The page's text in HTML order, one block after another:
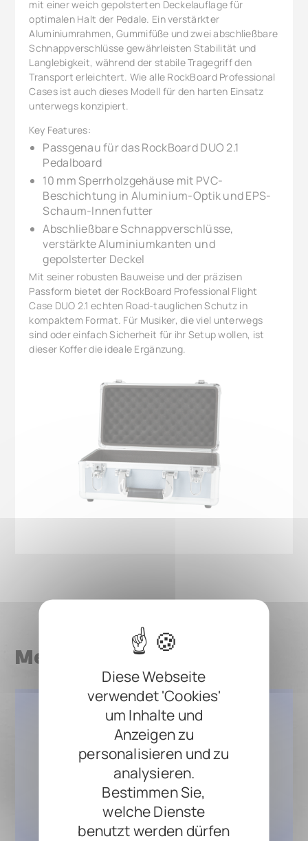
Diese Webseite
verwendet 'Cookies'
um Inhalte und
Anzeigen zu
personalisieren und zu
analysieren.
Bestimmen Sie,
welche Dienste
benutzt werden dürfen
mit einer weich gepolsterten Deckelauflage für
optimalen Halt der Pedale. Ein verstärkter
Aluminiumrahmen, Gummifüße und zwei abschließbare
Schnappverschlüsse gewährleisten Stabilität und
Langlebigkeit, während der stabile Tragegriff den
Transport erleichtert. Wie alle RockBoard Professional
Cases ist auch dieses Modell für den harten Einsatz
unterwegs konzipiert.
Key Features:
Passgenau für das RockBoard DUO 2.1
Pedalboard
10 mm Sperrholzgehäuse mit PVC-
Beschichtung in Aluminium-Optik und EPS-
Schaum-Innenfutter
Abschließbare Schnappverschlüsse,
verstärkte Aluminiumkanten und
gepolsterter Deckel
Mit seiner robusten Bauweise und der präzisen
Passform bietet der RockBoard Professional Flight
Case DUO 2.1 echten Road-tauglichen Schutz in
kompaktem Format. Für Musiker, die viel unterwegs
sind oder einfach Sicherheit für ihr Setup wollen, ist
dieser Koffer die ideale Ergänzung.
Mehr News